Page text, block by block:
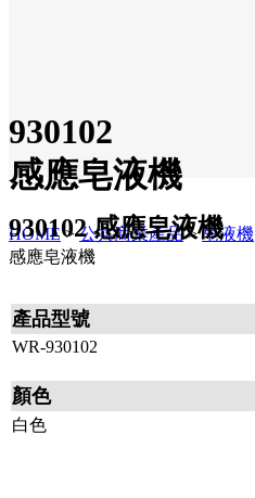
930102
感應皂液機
HOME>公共商業產品>皂液機
感應皂液機
930102 感應皂液機
產品型號
WR-930102
顏色
白色